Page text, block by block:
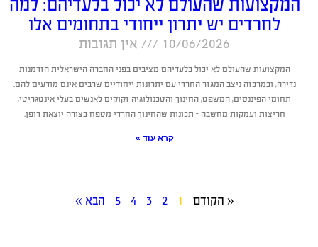
המקצועות שהעולם לא יכול בלעדיהם: למה
לחרדים יש יתרון ייחודי בתחומים אלו
10/06/2026 אין תגובות
המקצועות שהעולם לא יכול בלעדיהם מציבים בפני החברה הישראלית הזדמנות
נדירה, ובמרכזה ניצב המגזר החרדי עם יתרונות ייחודיים שרבים אינם מודעים להם.
תחומי הפיננסים, המשפט, החינוך והטכנולוגיה זקוקים לאנשים בעלי אינטגריטי,
חריצות ועמקות מחשבה – תכונות שהחינוך החרדי מטפח בצורה יוצאת דופן.
קרא עוד »
« הקודם 1
2
3
4
5 הבא »